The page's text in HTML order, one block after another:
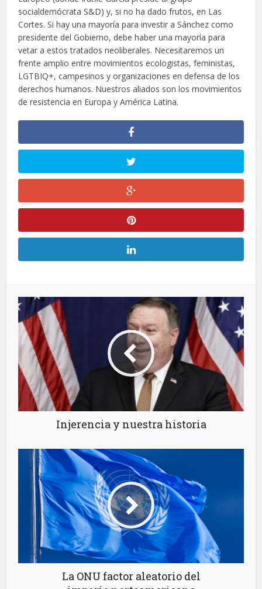
socialdemócrata S&D) y, si no ha dado frutos, en Las
Cortes. Si hay una mayoría para investir a Sánchez como
presidente del Gobierno, debe haber una mayoría para
vetar a estos tratados neoliberales. Necesitaremos un
frente amplio entre movimientos ecologistas, feministas,
LGTBIQ+, campesinos y organizaciones en defensa de los
derechos humanos. Nuestros aliados son los movimientos
de resistencia en Europa y América Latina.
Injerencia y nuestra historia
La ONU factor aleatorio del